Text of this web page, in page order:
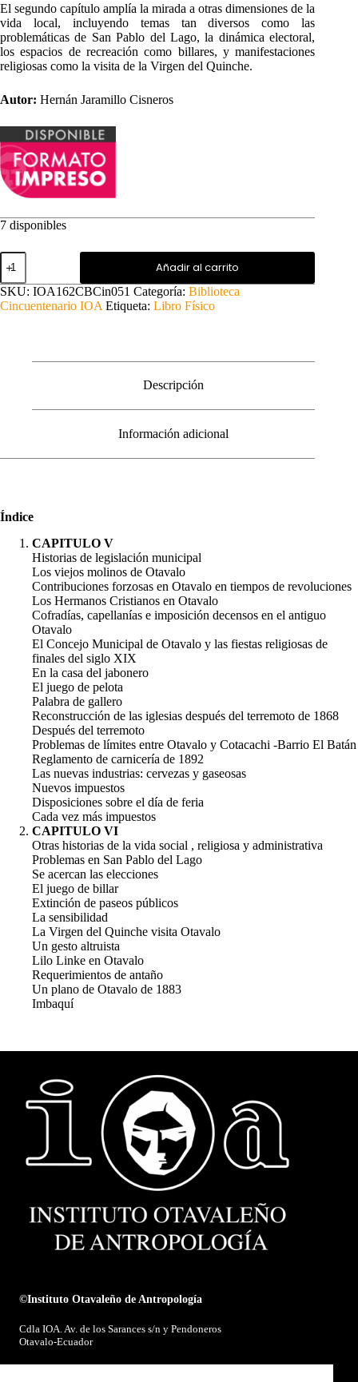
El segundo capítulo amplía la mirada a otras dimensiones de la
vida local, incluyendo temas tan diversos como las
problemáticas de San Pablo del Lago, la dinámica electoral,
los espacios de recreación como billares, y manifestaciones
religiosas como la visita de la Virgen del Quinche.
Autor: Hernán Jaramillo Cisneros
7 disponibles
Otavalo
en
los
siglos
XIX
historias
Añadir al carrito
SKU: IOA162CBCin051 Categoría: Biblioteca
Cincuentenario IOA Etiqueta: Libro Físico
Descripción
Información adicional
Índice
CAPITULO V
Historias de legislación municipal
Los viejos molinos de Otavalo
Contribuciones forzosas en Otavalo en tiempos de revoluciones
Los Hermanos Cristianos en Otavalo
Cofradías, capellanías e imposición decensos en el antiguo
Otavalo
El Concejo Municipal de Otavalo y las fiestas religiosas de
finales del siglo XIX
En la casa del jabonero
El juego de pelota
Palabra de gallero
Reconstrucción de las iglesias después del terremoto de 1868
Después del terremoto
Problemas de límites entre Otavalo y Cotacachi -Barrio El Batán
Reglamento de carnicería de 1892
Las nuevas industrias: cervezas y gaseosas
Nuevos impuestos
Disposiciones sobre el día de feria
Cada vez más impuestos
CAPITULO VI
Otras historias de la vida social , religiosa y administrativa
Problemas en San Pablo del Lago
Se acercan las elecciones
El juego de billar
Extinción de paseos públicos
La sensibilidad
La Virgen del Quinche visita Otavalo
Un gesto altruista
Lilo Linke en Otavalo
Requerimientos de antaño
Un plano de Otavalo de 1883
Imbaquí
©Instituto Otavaleño de Antropología
Cdla IOA. Av. de los Sarances s/n y Pendoneros
Otavalo-Ecuador